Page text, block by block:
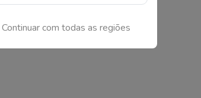
Continuar com todas as regiões